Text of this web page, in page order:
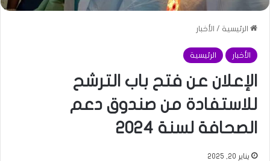
الرئيسية / الأخبار
الأخبار الرئيسية
الإعلان عن فتح باب الترشح
للاستفادة من صندوق دعم
الصحافة لسنة 2024
يناير 20, 2025